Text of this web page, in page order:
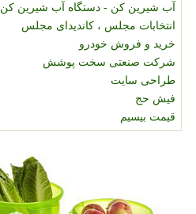
آب شیرین کن - دستگاه آب شیرین کن
انتخابات مجلس ، کاندیدای مجلس
خرید و فروش خودرو
شرکت صنعتی سخت پوشش
طراحی سایت
فیش حج
قیمت بیسیم